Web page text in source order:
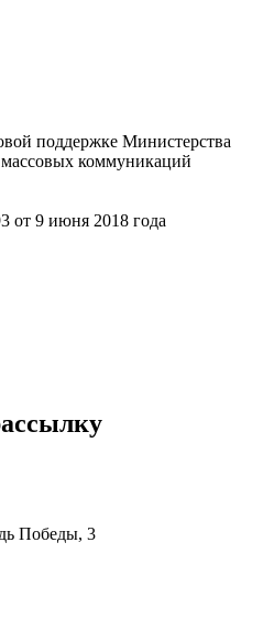
поддержке Министерства
коммуникаций
от 9 июня 2018 года
Победы, 3